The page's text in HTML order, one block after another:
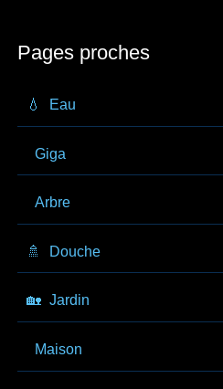
Pages proches
💧 Eau
Giga
Arbre
🚿 Douche
🏡 Jardin
Maison